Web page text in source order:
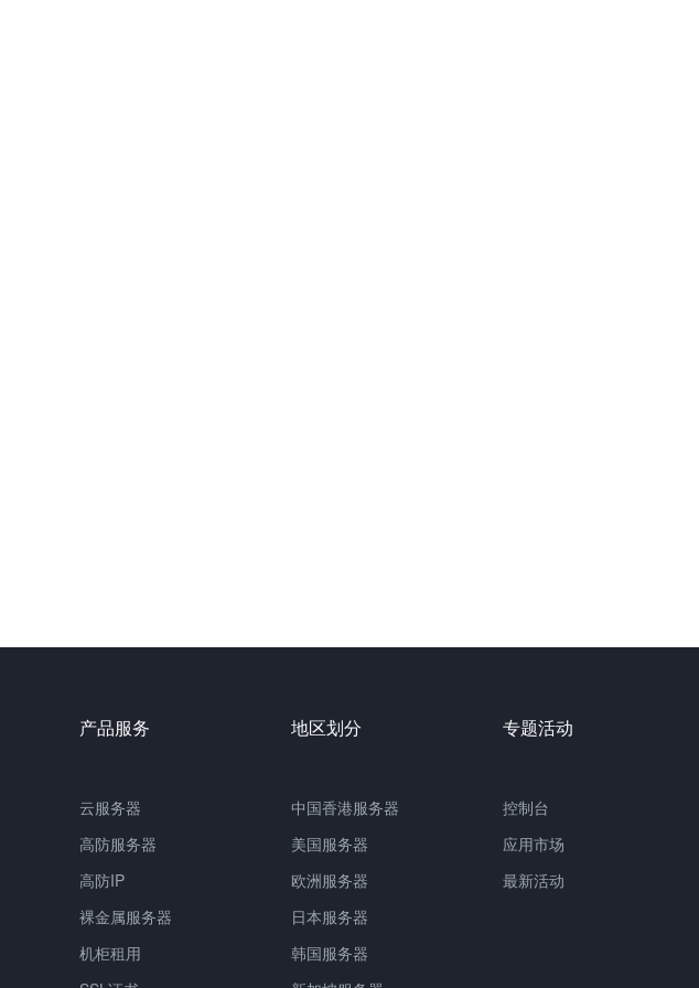
产品服务
云服务器
高防服务器
高防IP
裸金属服务器
机柜租用
地区划分
中国香港服务器
美国服务器
欧洲服务器
日本服务器
韩国服务器
专题活动
控制台
应用市场
最新活动